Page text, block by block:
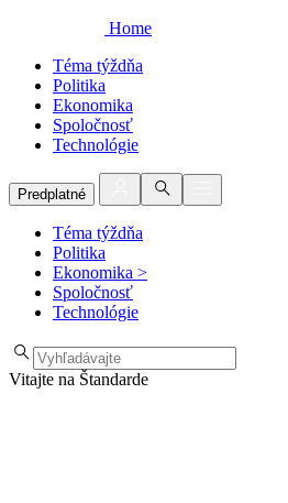
Home
Téma týždňa
Politika
Ekonomika
Spoločnosť
Technológie
Predplatné
Téma týždňa
Politika
Ekonomika >
Spoločnosť
Technológie
Vitajte na Štandarde